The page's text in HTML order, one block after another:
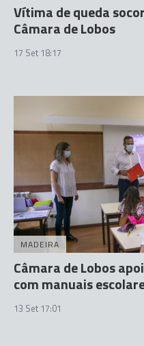
Vítima de queda
Câmara de Lobos
17 Set 18:17
MADEIRA
Câmara de Lobos
com manuais
13 Set 17:01